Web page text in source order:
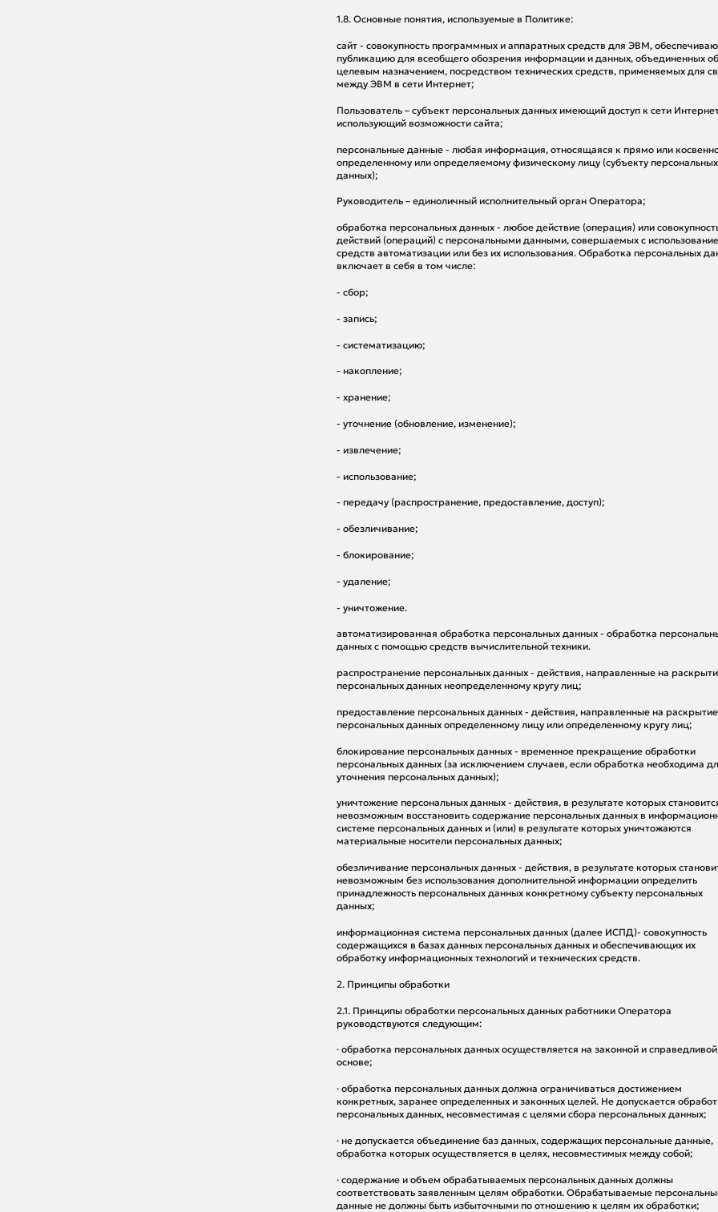
1.8. Основные понятия, используемые в Политике:
сайт - совокупность программных и аппаратных средств для ЭВМ,
публикацию для всеобщего обозрения информации и данных, объединенных
целевым назначением, посредством технических средств, применяемых для
между ЭВМ в сети Интернет;
Пользователь – субъект персональных данных имеющий доступ к сети
использующий возможности сайта;
персональные данные - любая информация, относящаяся к прямо или
определенному или определяемому физическому лицу (субъекту персональных
данных);
Руководитель – единоличный исполнительный орган Оператора;
обработка персональных данных - любое действие (операция) или
действий (операций) с персональными данными, совершаемых с
средств автоматизации или без их использования. Обработка персональных
включает в себя в том числе:
- сбор;
- запись;
- систематизацию;
- накопление;
- хранение;
- уточнение (обновление, изменение);
- извлечение;
- использование;
- передачу (распространение, предоставление, доступ);
- обезличивание;
- блокирование;
- удаление;
- уничтожение.
автоматизированная обработка персональных данных - обработка
данных с помощью средств вычислительной техники.
распространение персональных данных - действия, направленные на
персональных данных неопределенному кругу лиц;
предоставление персональных данных - действия, направленные на раскрытие
персональных данных определенному лицу или определенному кругу лиц;
блокирование персональных данных - временное прекращение обработки
персональных данных (за исключением случаев, если обработка необходима
уточнения персональных данных);
уничтожение персональных данных - действия, в результате которых
невозможным восстановить содержание персональных данных в
системе персональных данных и (или) в результате которых уничтожаются
материальные носители персональных данных;
обезличивание персональных данных - действия, в результате которых
невозможным без использования дополнительной информации определить
принадлежность персональных данных конкретному субъекту персональных
данных;
информационная система персональных данных (далее ИСПД)- совокупность
содержащихся в базах данных персональных данных и обеспечивающих их
обработку информационных технологий и технических средств.
2. Принципы обработки
2.1. Принципы обработки персональных данных работники Оператора
руководствуются следующим:
· обработка персональных данных осуществляется на законной и справедливой
основе;
· обработка персональных данных должна ограничиваться достижением
конкретных, заранее определенных и законных целей. Не допускается
персональных данных, несовместимая с целями сбора персональных данных;
· не допускается объединение баз данных, содержащих персональные данные,
обработка которых осуществляется в целях, несовместимых между собой;
· содержание и объем обрабатываемых персональных данных должны
соответствовать заявленным целям обработки. Обрабатываемые
данные не должны быть избыточными по отношению к целям их обработки;